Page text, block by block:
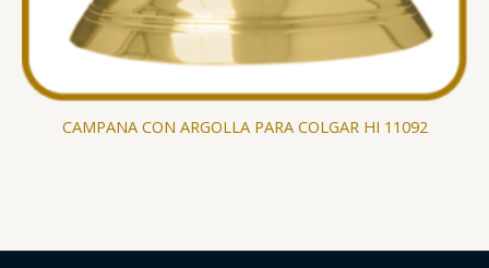
CAMPANA CON ARGOLLA PARA COLGAR HI 11092